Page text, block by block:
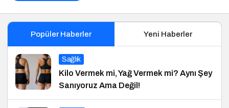
Popüler Haberler Yeni Haberler
Sağlık
Kilo Vermek mi, Yağ Vermek mi? Aynı Şey
Sanıyoruz Ama Değil!